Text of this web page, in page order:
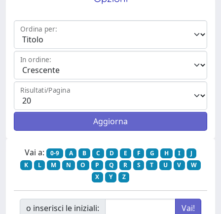
Ordina per:
In ordine:
Risultati/Pagina
Vai a: 0-9 A B C D E F G H I
J
K
L M N O P Q R S T U V
W
X
Y Z
o inserisci le iniziali: